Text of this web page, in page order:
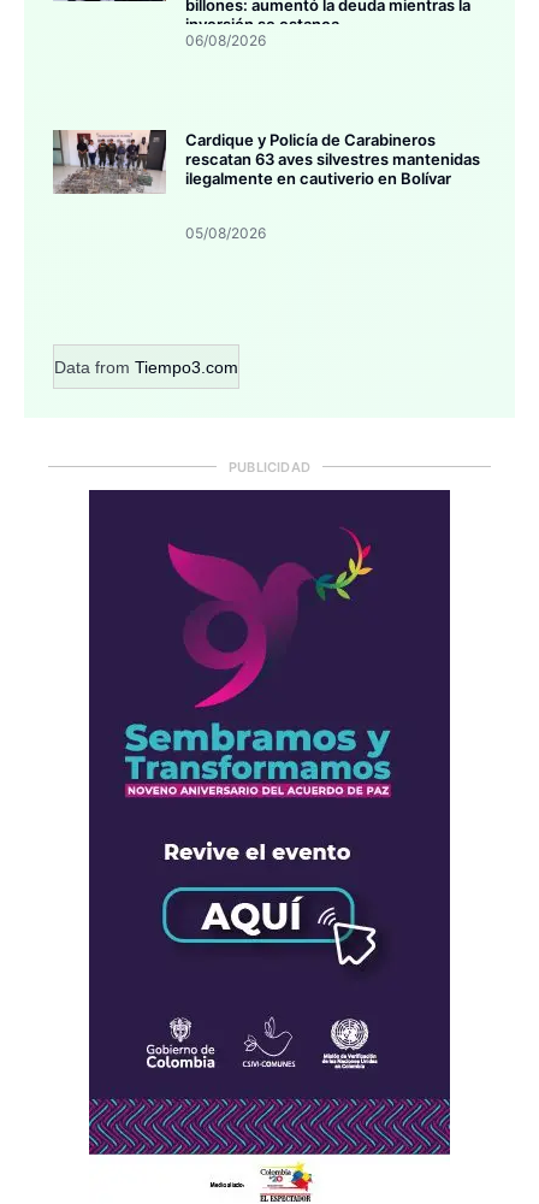
billones: aumentó la deuda mientras la
inversión se estanca
06/08/2026
Cardique y Policía de Carabineros
rescatan 63 aves silvestres mantenidas
ilegalmente en cautiverio en Bolívar
05/08/2026
Data from Tiempo3.com
PUBLICIDAD